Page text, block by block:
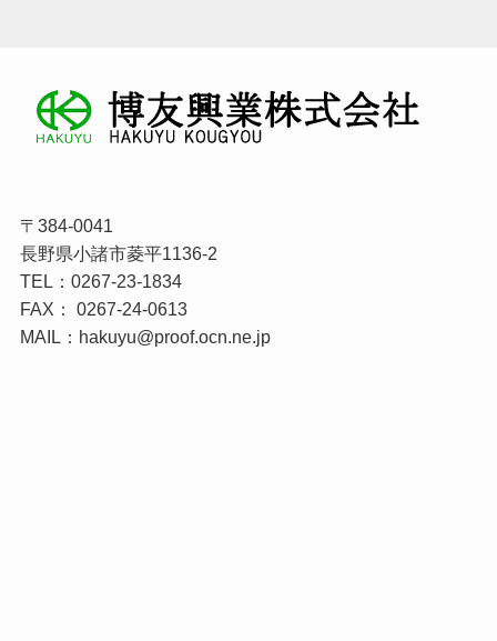
〒384-0041
長野県小諸市菱平1136-2
TEL：0267-23-1834
FAX： 0267-24-0613
MAIL：hakuyu@proof.ocn.ne.jp